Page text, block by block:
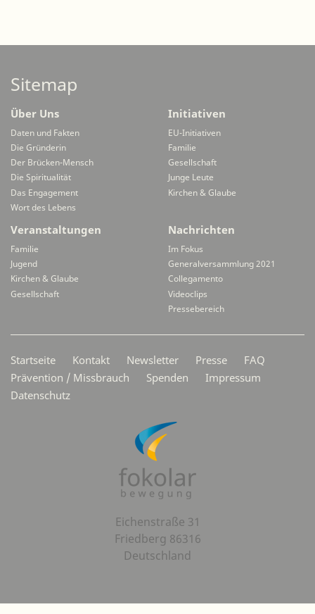
Sitemap
Über Uns
Daten und Fakten
Die Gründerin
Der Brücken-Mensch
Die Spiritualität
Das Engagement
Wort des Lebens
Initiativen
EU-Initiativen
Familie
Gesellschaft
Junge Leute
Kirchen & Glaube
Veranstaltungen
Familie
Jugend
Kirchen & Glaube
Gesellschaft
Nachrichten
Im Fokus
Generalversammlung 2021
Collegamento
Videoclips
Pressebereich
Startseite Kontakt Newsletter Presse
FAQ
Prävention / Missbrauch
Spenden
Impressum
Datenschutz
Eichenstraße 31
Friedberg 86316
Deutschland